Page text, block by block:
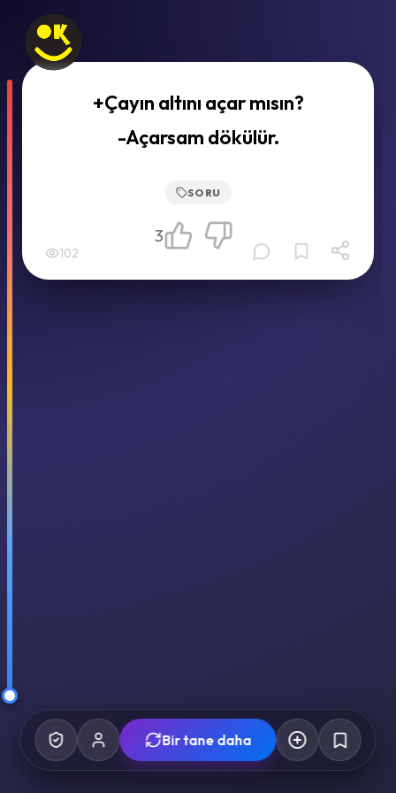
+Çayın altını açar mısın?
-Açarsam dökülür.
SORU
102
3
Bir tane daha